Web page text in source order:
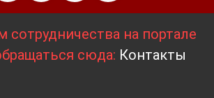
сотрудничества на портале
сюда: Контакты